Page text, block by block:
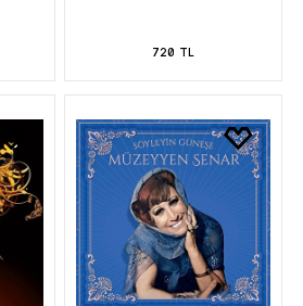
720 TL